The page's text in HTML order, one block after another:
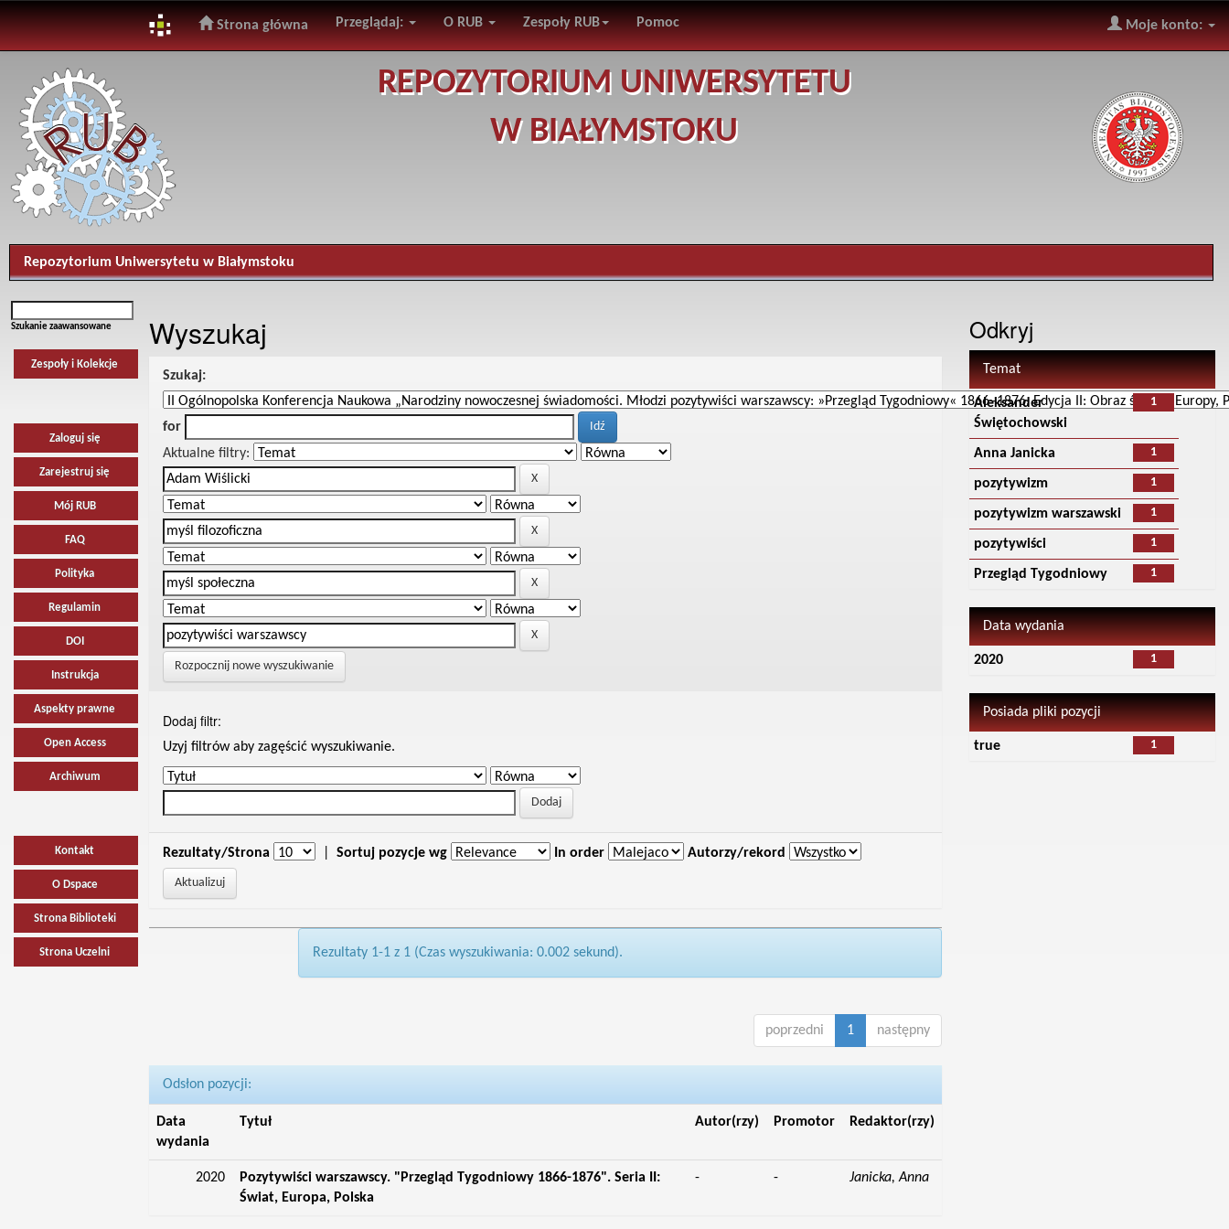
navigation
Strona główna Przeglądaj: O RUB Zespoły RUB Pomoc Moje konto:
REPOZYTORIUM UNIWERSYTETU
W BIAŁYMSTOKU
Repozytorium Uniwersytetu w Białymstoku
Szukanie zaawansowane
Zespoły i Kolekcje
Zaloguj się
Zarejestruj się
Mój RUB
FAQ
Polityka
Regulamin
DOI
Instrukcja
Aspekty prawne
Open Access
Archiwum
Kontakt
O Dspace
Strona Biblioteki
Strona Uczelni
Wyszukaj
Szukaj:
for
Aktualne filtry:
Rozpocznij nowe wyszukiwanie
Dodaj filtr:
Uzyj filtrów aby zagęścić wyszukiwanie.
Rezultaty/Strona Sortuj pozycje wg In order Autorzy/rekord
Rezultaty 1-1 z 1 (Czas wyszukiwania: 0.002 sekund).
poprzedni 1 następny
Odsłon pozycji:
Data
wydania
Tytuł Autor(rzy) Promotor Redaktor(rzy)
2020
Pozytywiści warszawscy. "Przegląd Tygodniowy 1866-1876". Seria II:
Świat, Europa, Polska
- - Janicka, Anna
Odkryj
Temat
1
Aleksander
Świętochowski
1
Anna Janicka
1
pozytywizm
1
pozytywizm warszawski
1
pozytywiści
1
Przegląd Tygodniowy
Data wydania
1
2020
Posiada pliki pozycji
1
true